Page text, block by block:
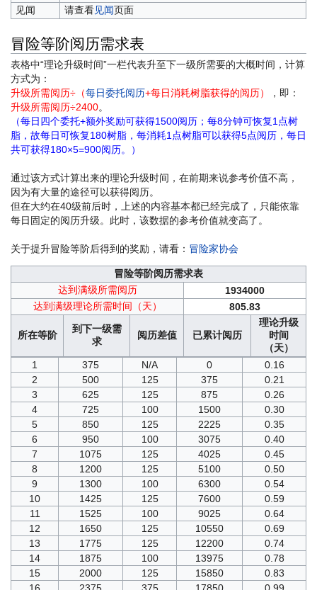
见闻 请查看见闻页面
冒险等阶阅历需求表
表格中“理论升级时间”一栏代表升至下一级所需要的大概时间，计算
方式为：
升级所需阅历÷（每日委托阅历+每日消耗树脂获得的阅历）
，即：
升级所需阅历÷2400。
（每日四个委托+额外奖励可获得1500阅历；每8分钟可恢复1点树
脂，故每日可恢复180树脂，每消耗1点树脂可以获得5点阅历，每日
共可获得180×5=900阅历。）
通过该方式计算出来的理论升级时间，在前期来说参考价值不高，
因为有大量的途径可以获得阅历。
但在大约在40级前后时，上述的内容基本都已经完成了，只能依靠
每日固定的阅历升级。此时，该数据的参考价值就变高了。
关于提升冒险等阶后得到的奖励，请看： 冒险家协会
冒险等阶阅历需求表
达到满级所需阅历
1934000
达到满级理论所需时间（天）
805.83
所在等阶
到下一级需
求
阅历差值 已累计阅历
理论升级
时间
（天）
1
375 N/A 0
0.16
2
500 125 375
0.21
3
625 125 875
0.26
4
725 100 1500
0.30
5
850 125 2225
0.35
6
950 100 3075
0.40
7
1075 125 4025
0.45
8
1200 125 5100
0.50
9
1300 100 6300
0.54
10
1425 125 7600
0.59
11
1525 100 9025
0.64
12
1650 125 10550
0.69
13
1775 125 12200
0.74
14
1875 100 13975
0.78
15
2000 125 15850
0.83
16
2375 375 17850 0.99